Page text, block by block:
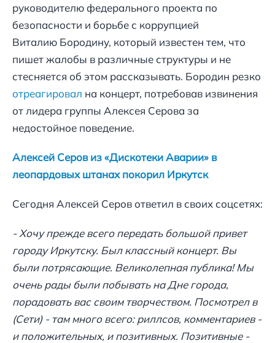
руководителю федерального проекта по
безопасности и борьбе с коррупцией
Виталию Бородину, который известен тем, что
пишет жалобы в различные структуры и не
стесняется об этом рассказывать. Бородин резко
отреагировал на концерт, потребовав извинения
от лидера группы Алексея Серова за
недостойное поведение.
Алексей Серов из «Дискотеки Аварии» в
леопардовых штанах покорил Иркутск
Сегодня Алексей Серов ответил в своих соцсетях:
- Хочу прежде всего передать большой привет
городу Иркутску. Был классный концерт. Вы
были потрясающие. Великолепная публика! Мы
очень рады были побывать на Дне города,
порадовать вас своим творчеством. Посмотрел в
(Сети) - там много всего: риллсов, комментариев -
и положительных, и позитивных. Позитивные -